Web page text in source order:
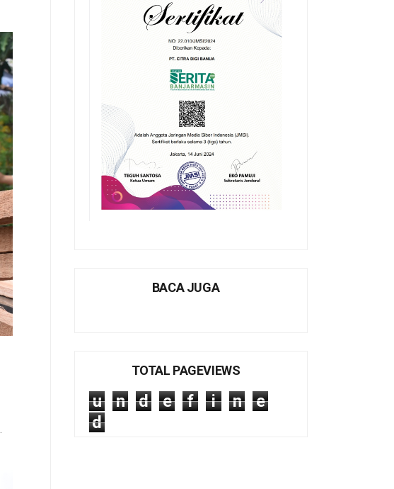
BACA JUGA
TOTAL PAGEVIEWS
u n d e f i n
e
d